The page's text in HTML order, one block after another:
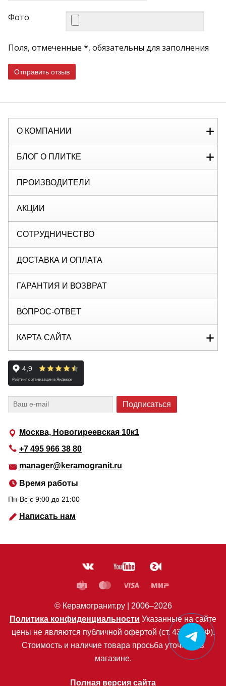
Фото
Поля, отмеченные *, обязательны для заполнения
Отправить отзыв
Москва, Новогиреевская 10к1
+7 495 966 38 80
manager@keramogranit.ru
Время работы
Пн-Вс c 9:00 до 21:00
Написать нам
О КОМПАНИИ
БЛОГ О ПЛИТКЕ
ПРОИЗВОДИТЕЛИ
АКЦИИ
СОТРУДНИЧЕСТВО
ДОСТАВКА И ОПЛАТА
ГАРАНТИЯ И ВОЗВРАТ
ВОПРОС-ОТВЕТ
КАРТА САЙТА
© Керамогранит.ру | 2006–2026
Политика конфиденциальности Указанные на сайте
цены не являются публичной офертой (ст. 435 ГК РФ).
Стоимость и наличие товара просьба уточнять в
магазине.
Полная версия сайта